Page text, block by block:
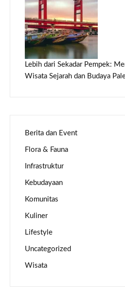
Lebih dari Sekadar Pempek:
Wisata Sejarah dan Budaya
Berita dan Event
Flora & Fauna
Infrastruktur
Kebudayaan
Komunitas
Kuliner
Lifestyle
Uncategorized
Wisata